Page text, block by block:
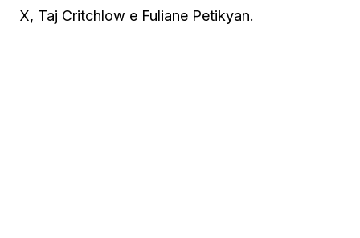
X, Taj Critchlow e Fuliane Petikyan.